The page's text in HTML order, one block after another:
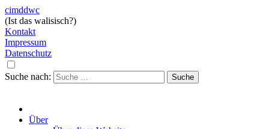
cimddwc
(Ist das walisisch?)
Kontakt
Impressum
Datenschutz
Suche nach:
Über